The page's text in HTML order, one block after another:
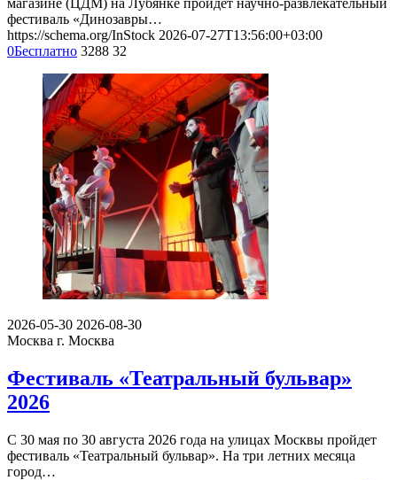
фестиваль «Динозавры…
https://schema.org/InStock 2026-07-27T13:56:00+03:00
0Бесплатно 3288 32
2026-05-30 2026-08-30
Москва г. Москва
Фестиваль «Театральный бульвар»
2026
С 30 мая по 30 августа 2026 года на улицах Москвы пройдет
фестиваль «Театральный бульвар». На три летних месяца
город…